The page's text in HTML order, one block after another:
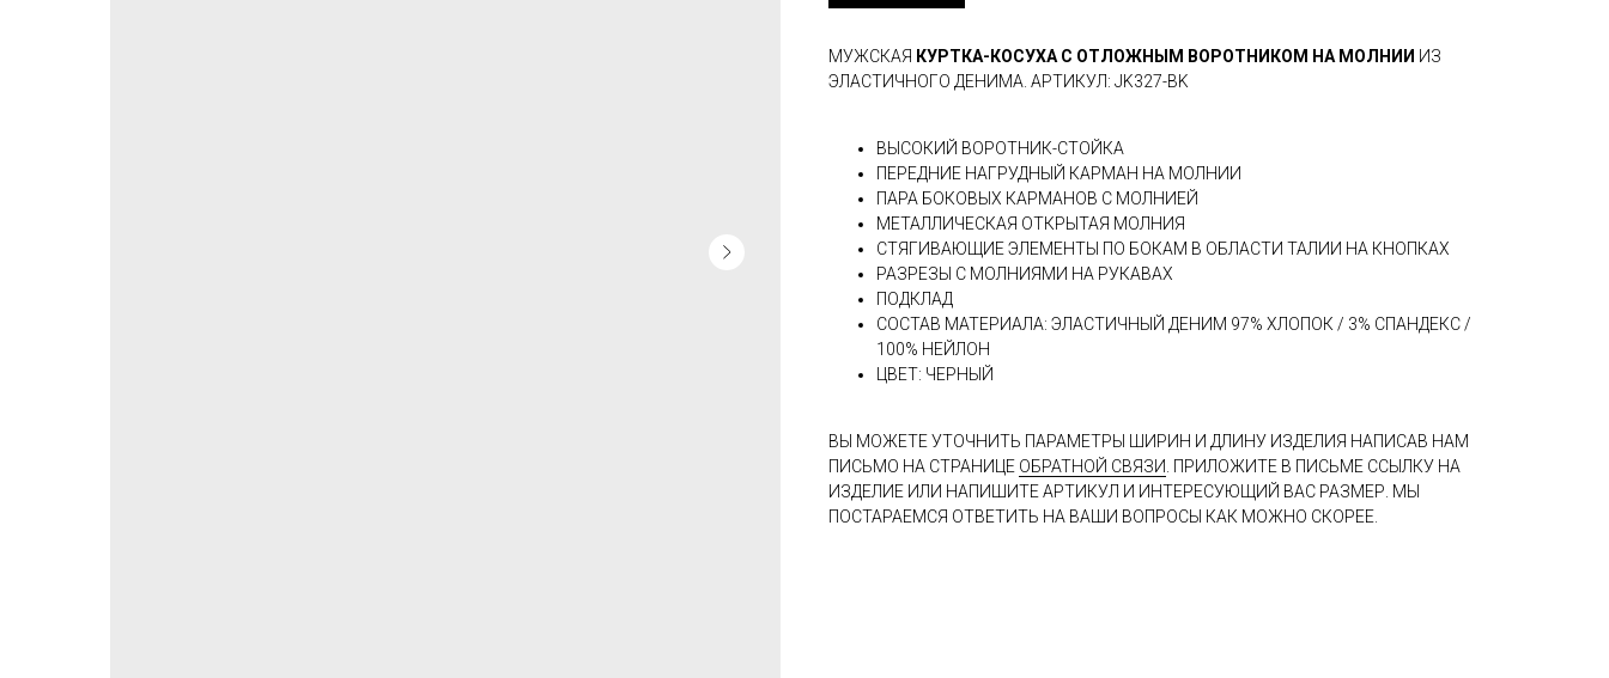
МУЖСКАЯ КУРТКА-КОСУХА С ОТЛОЖНЫМ ВОРОТНИКОМ НА МОЛНИИ ИЗ
ЭЛАСТИЧНОГО ДЕНИМА. АРТИКУЛ: JK327-BK
ВЫСОКИЙ ВОРОТНИК-СТОЙКА
ПЕРЕДНИЕ НАГРУДНЫЙ КАРМАН НА МОЛНИИ
ПАРА БОКОВЫХ КАРМАНОВ С МОЛНИЕЙ
МЕТАЛЛИЧЕСКАЯ ОТКРЫТАЯ МОЛНИЯ
СТЯГИВАЮЩИЕ ЭЛЕМЕНТЫ ПО БОКАМ В ОБЛАСТИ ТАЛИИ НА КНОПКАХ
РАЗРЕЗЫ С МОЛНИЯМИ НА РУКАВАХ
ПОДКЛАД
СОСТАВ МАТЕРИАЛА: ЭЛАСТИЧНЫЙ ДЕНИМ 97% ХЛОПОК / 3% СПАНДЕКС /
100% НЕЙЛОН
ЦВЕТ: ЧЕРНЫЙ
ВЫ МОЖЕТЕ УТОЧНИТЬ ПАРАМЕТРЫ ШИРИН И ДЛИНУ ИЗДЕЛИЯ НАПИСАВ НАМ
ПИСЬМО НА СТРАНИЦЕ ОБРАТНОЙ СВЯЗИ. ПРИЛОЖИТЕ В ПИСЬМЕ ССЫЛКУ НА
ИЗДЕЛИЕ ИЛИ НАПИШИТЕ АРТИКУЛ И ИНТЕРЕСУЮЩИЙ ВАС РАЗМЕР. МЫ
ПОСТАРАЕМСЯ ОТВЕТИТЬ НА ВАШИ ВОПРОСЫ КАК МОЖНО СКОРЕЕ.